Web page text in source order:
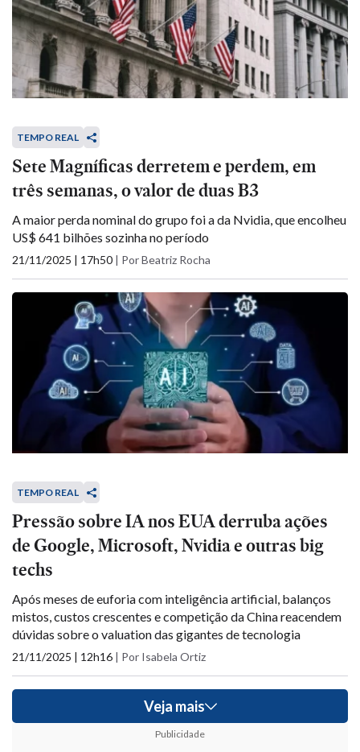
TEMPO REAL
Sete Magníficas derretem e perdem, em
três semanas, o valor de duas B3
A maior perda nominal do grupo foi a da Nvidia, que encolheu
US$ 641 bilhões sozinha no período
21/11/2025 | 17h50 | Por Beatriz Rocha
TEMPO REAL
Pressão sobre IA nos EUA derruba ações
de Google, Microsoft, Nvidia e outras big
techs
Após meses de euforia com inteligência artificial, balanços
mistos, custos crescentes e competição da China reacendem
dúvidas sobre o valuation das gigantes de tecnologia
21/11/2025 | 12h16 | Por Isabela Ortiz
Veja mais
Publicidade